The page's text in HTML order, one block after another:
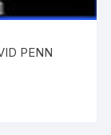
PENN